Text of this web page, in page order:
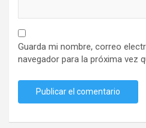
Guarda mi nombre, correo
navegador para la próxima vez